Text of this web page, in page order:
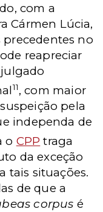
com a
Cármen Lúcia,
no
reapreciar
11, com maior
pela
independa de
o CPP traga
da exceção
tais situações.
de que a
corpus é